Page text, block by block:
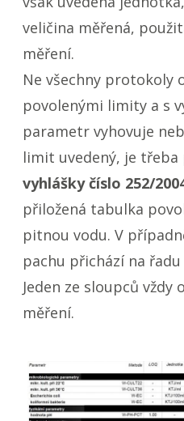
veličina měřená,
měření.
Ne všechny protokoly
povolenými limity a s
parametr vyhovuje
limit uvedený, je třeba
vyhlášky číslo 252/
přiložená tabulka
pitnou vodu. V
pachu přichází na
Jeden ze sloupců
měření.